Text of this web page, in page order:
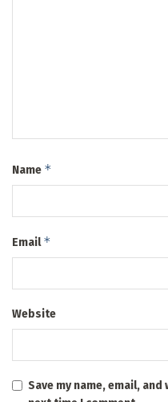
Name *
Email*
Website
Save my name, email,